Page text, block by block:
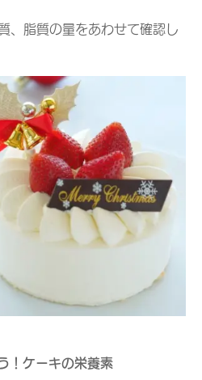
、脂質の量をあわせて確認し
！ケーキの栄養素